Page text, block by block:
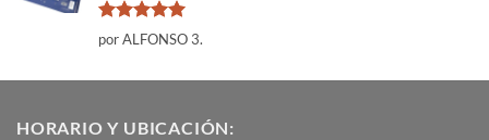
Valorado
con
por ALFONSO 3.
HORARIO Y UBICACIÓN: